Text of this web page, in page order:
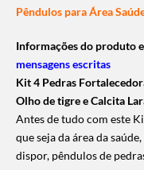
Pêndulos para Área
Informações do produto
mensagens escritas
Kit 4 Pedras
Olho de tigre e Calcita
Antes de tudo com este
que seja da área da
dispor, pêndulos de